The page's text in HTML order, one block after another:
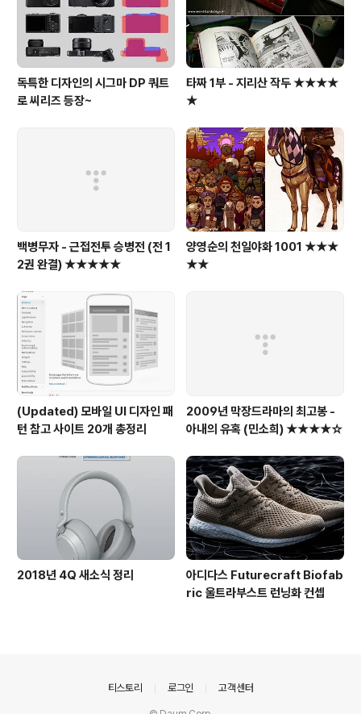
독특한 디자인의 시그마 DP 쿼트
로 씨리즈 등장~
타짜 1부 - 지리산 작두 ★★★★
★
백병무자 - 근접전투 승병전 (전 1
2권 완결) ★★★★★
양영순의 천일야화 1001 ★★★
★★
(Updated) 모바일 UI 디자인 패
턴 참고 사이트 20개 총정리
2009년 막장드라마의 최고봉 -
아내의 유혹 (민소희) ★★★★☆
2018년 4Q 새소식 정리
아디다스 Futurecraft Biofab
ric 울트라부스트 런닝화 컨셉
티스토리 로그인 고객센터